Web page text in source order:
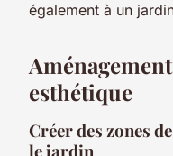
également à un
esthétique
Créer des zones
le jardin